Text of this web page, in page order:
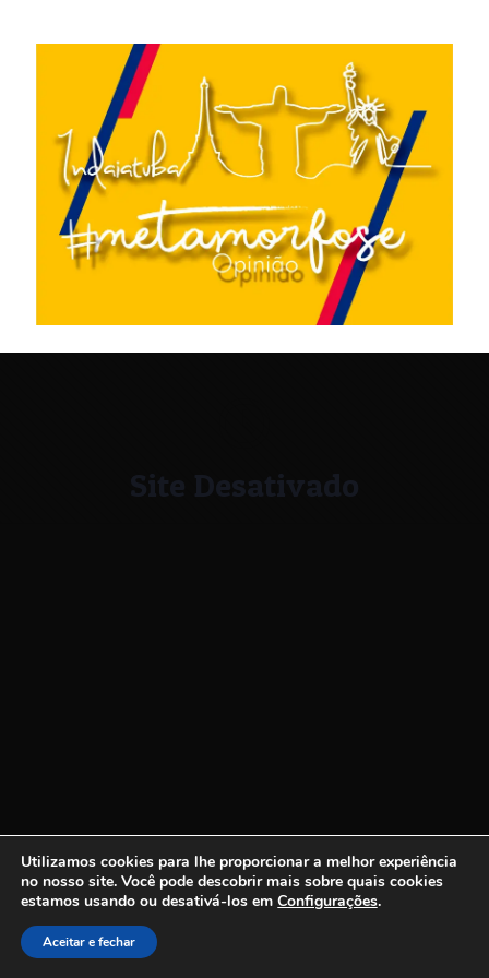
Site Desativado
Utilizamos cookies para lhe proporcionar a melhor experiência
no nosso site. Você pode descobrir mais sobre quais cookies
estamos usando ou desativá-los em Configurações.
Aceitar e fechar